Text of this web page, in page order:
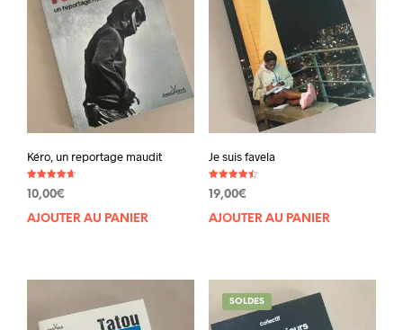
Kéro, un reportage maudit
Note
4.60
10,00€
AJOUTER AU PANIER
Je suis favela
Note
4.50
19,00€
AJOUTER AU PANIER
SOLDES